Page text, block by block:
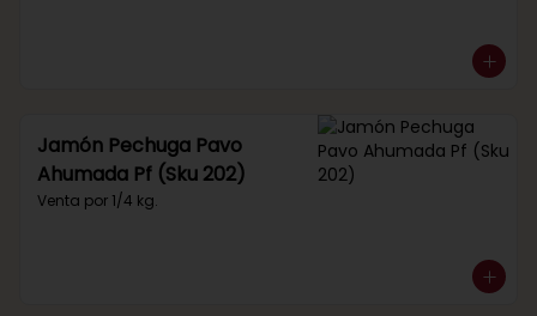
Jamón Pechuga Pavo
Ahumada Pf (Sku 202)
Venta por 1/4 kg.